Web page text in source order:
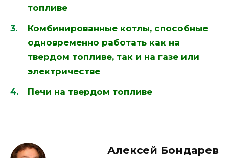
топливе
Комбинированные котлы, способные
одновременно работать как на
твердом топливе, так и на газе или
электричестве
Печи на твердом топливе
Алексей Бондарев